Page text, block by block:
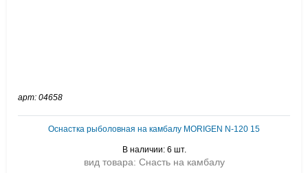
арт: 04658
Оснастка рыболовная на камбалу MORIGEN N-120 15
В наличии: 6 шт.
вид товара: Снасть на камбалу